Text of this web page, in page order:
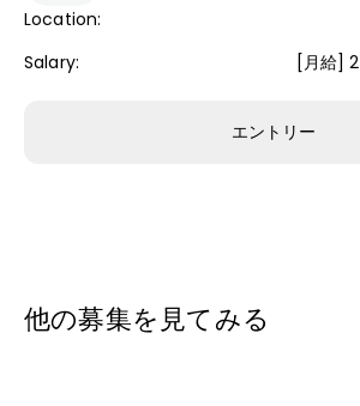
Location:
Salary: [月給]
エントリー
他の募集を見てみる